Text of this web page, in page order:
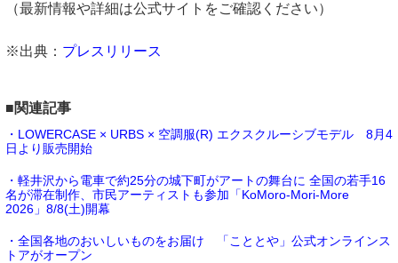
（最新情報や詳細は公式サイトをご確認ください）
※出典： プレスリリース
■関連記事
・LOWERCASE × URBS × 空調服(R) エクスクルーシブモデル 8月4
日より販売開始
・軽井沢から電車で約25分の城下町がアートの舞台に 全国の若手16
名が滞在制作、市民アーティストも参加「KoMoro-Mori-More
2026」8/8(土)開幕
・全国各地のおいしいものをお届け 「こととや」公式オンラインス
トアがオープン